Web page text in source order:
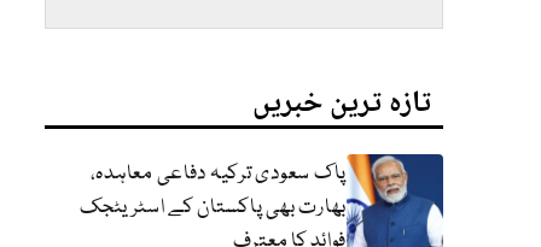
تازہ ترین خبریں
پاک سعودی ترکیہ دفاعی معاہدہ،
بھارت بھی پاکستان کے اسٹریٹجک